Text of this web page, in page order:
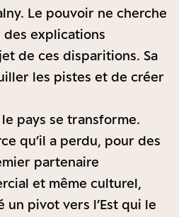
Le pouvoir ne cherche
des explications
de ces disparitions. Sa
les pistes et de créer
pays se transforme.
qu’il a perdu, pour des
partenaire
et même culturel,
un pivot vers l’Est qui le